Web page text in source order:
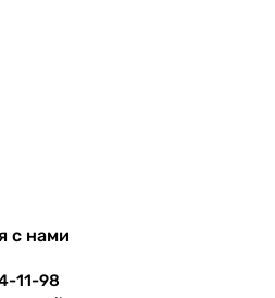
с нами
11-98